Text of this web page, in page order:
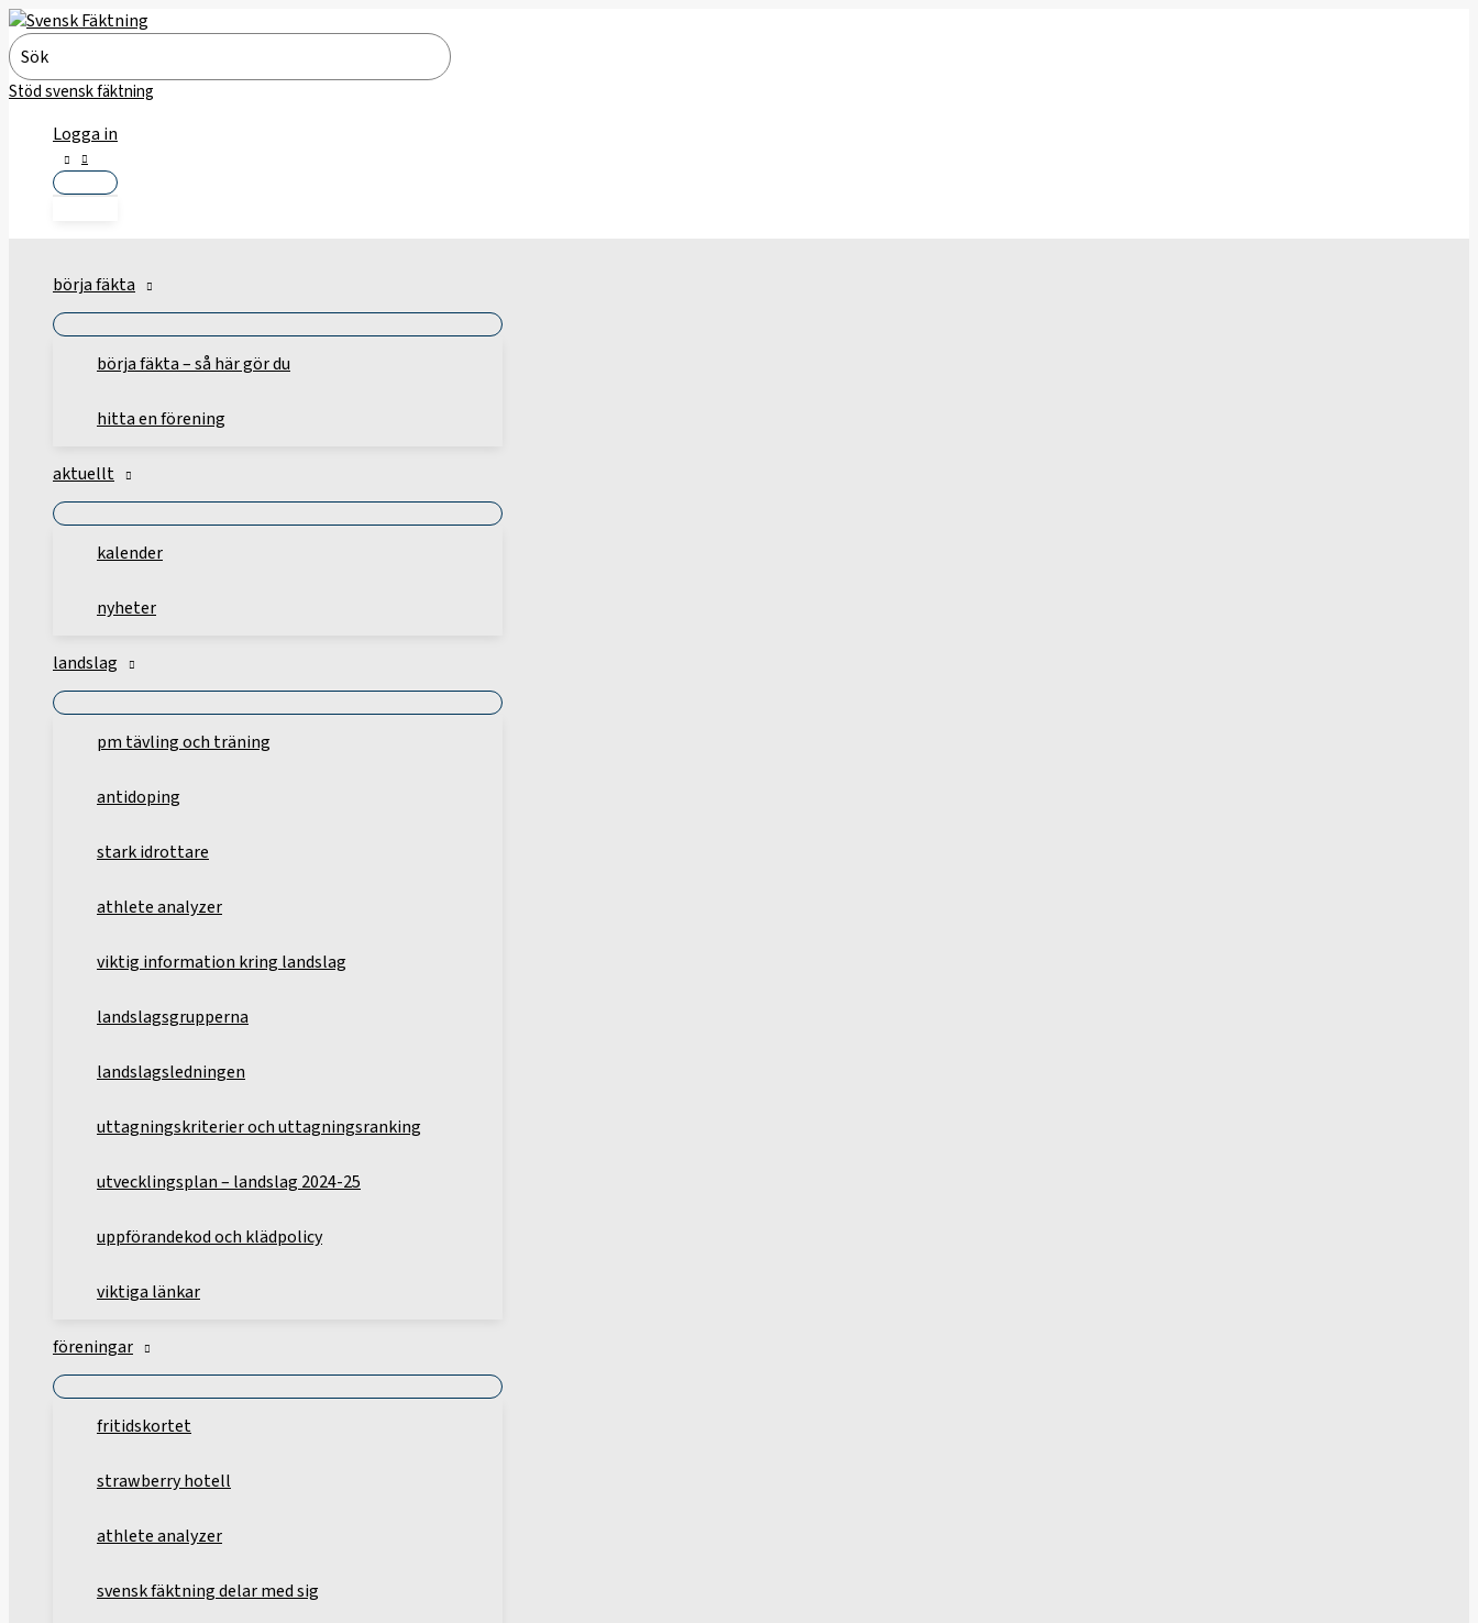
Hoppa
till
innehåll
Search
for:
Stöd svensk fäktning
Logga in
börja fäkta
börja fäkta – så här gör du
hitta en förening
aktuellt
kalender
nyheter
landslag
pm tävling och träning
antidoping
stark idrottare
athlete analyzer
viktig information kring landslag
landslagsgrupperna
landslagsledningen
uttagningskriterier och uttagningsranking
utvecklingsplan – landslag 2024-25
uppförandekod och klädpolicy
viktiga länkar
föreningar
fritidskortet
strawberry hotell
athlete analyzer
svensk fäktning delar med sig